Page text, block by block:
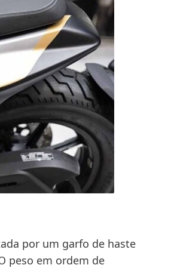
por um garfo de haste
peso em ordem de